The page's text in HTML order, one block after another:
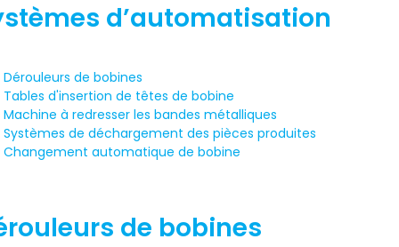
d’automatisation
Dérouleurs de bobines
Tables d'insertion de têtes de bobine
Machine à redresser les bandes métalliques
Systèmes de déchargement des pièces produites
Changement automatique de bobine
de bobines